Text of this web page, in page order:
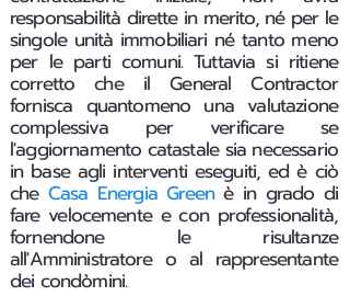
responsabilità dirette in merito, né per le
singole unità immobiliari né tanto meno
per le parti comuni. Tuttavia si ritiene
corretto che il General Contractor
fornisca quantomeno una valutazione
complessiva per verificare se
l'aggiornamento catastale sia necessario
in base agli interventi eseguiti, ed è ciò
che Casa Energia Greenè in grado di
fare velocemente e con professionalità,
fornendone le risultanze
all'Amministratore o al rappresentante
dei condòmini.